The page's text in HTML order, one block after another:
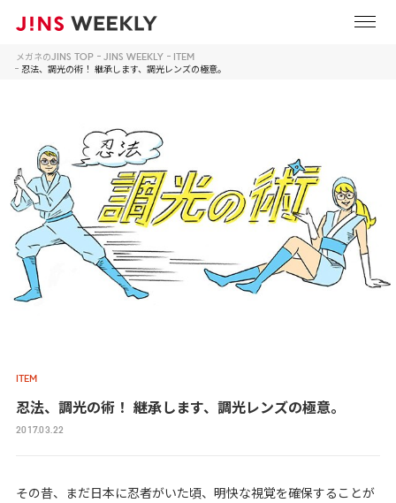
メガネのJINS TOP JINS WEEKLY
ITEM
忍法、調光の術！ 継承します、調光レンズの極意。
ITEM
忍法、調光の術！ 継承します、調光レンズの極意。
2017.03.22
その昔、まだ日本に忍者がいた頃、明快な視覚を確保することが